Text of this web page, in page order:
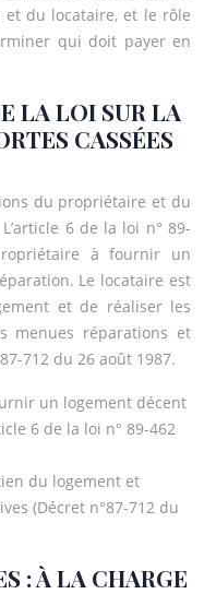
du locataire, et le rôle
qui doit payer en
LA LOI SUR LA
CASSÉES
du propriétaire et du
6 de la loi n° 89-
à fournir un
Le locataire est
et de réaliser les
menues réparations et
712 du 26 août 1987.
un logement décent
6 de la loi n° 89-462
du logement et
(Décret n°87-712 du
: À LA CHARGE